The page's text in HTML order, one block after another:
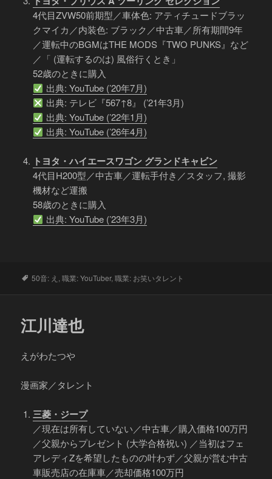
4代目ZVW50前期型／車体色: アティチュードブラッ
クマイカ／内装色: ブラック／中古車／所有期間9年
／運転中のBGMはTHE MODS『TWO PUNKS』など
／「 (運転するのは) 風俗行くとき」
52歳のときに購入
出典: YouTube (’20年7月)
出典: テレビ『567↑8』 (’21年3月)
出典: YouTube (’22年1月)
出典: YouTube (’26年4月)
トヨタ・ハイエースワゴン グランドキャビン
4代目H200型／中古車／運転手付き／スタッフ, 撮影
機材など運搬
58歳のときに購入
出典: YouTube (’23年3月)
タ
50音: え ,職業: YouTuber,職業: お笑いタレント
江川達也
えがわたつや
漫画家／タレント
三菱・ジープ
／現在は所有していない／中古車／購入価格100万円
／父親からプレゼント (大学合格祝い) ／当初はフェ
アレディZを希望したものの叶わず／父親が営む中古
車販売店の在庫車／売却価格100万円